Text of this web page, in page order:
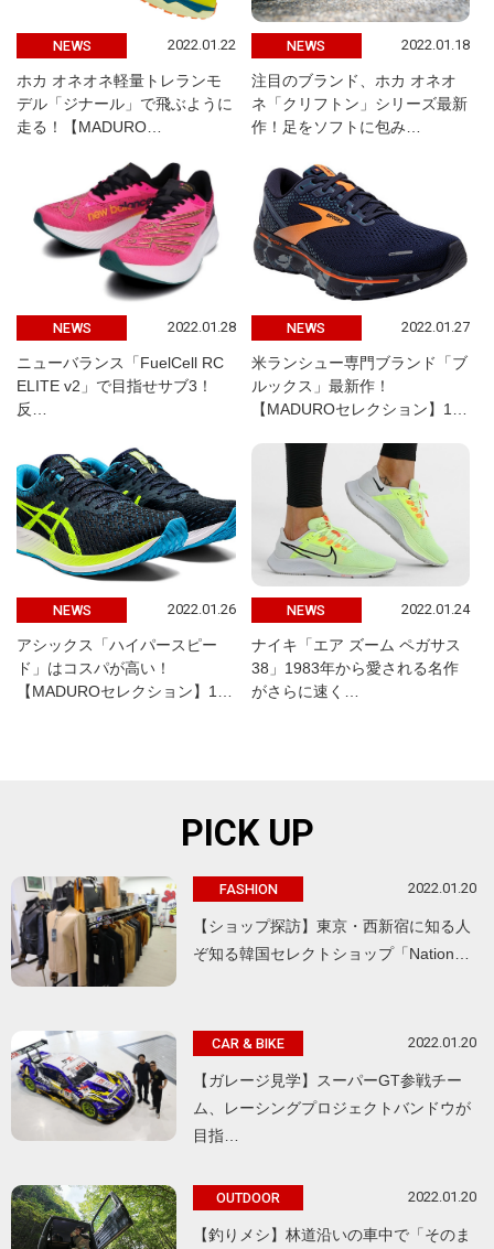
NEWS 2022.01.22
ホカ オネオネ軽量トレランモ
デル「ジナール」で飛ぶように
走る！【MADURO…
NEWS 2022.01.18
注目のブランド、ホカ オネオ
ネ「クリフトン」シリーズ最新
作！足をソフトに包み…
NEWS 2022.01.28
ニューバランス「FuelCell RC
ELITE v2」で目指せサブ3！
反…
NEWS 2022.01.27
米ランシュー専門ブランド「ブ
ルックス」最新作！
【MADUROセレクション】1…
NEWS 2022.01.26
アシックス「ハイパースピー
ド」はコスパが高い！
【MADUROセレクション】1…
NEWS 2022.01.24
ナイキ「エア ズーム ペガサス
38」1983年から愛される名作
がさらに速く…
PICK UP
FASHION 2022.01.20
【ショップ探訪】東京・西新宿に知る人
ぞ知る韓国セレクトショップ「Nation…
CAR & BIKE 2022.01.20
【ガレージ見学】スーパーGT参戦チー
ム、レーシングプロジェクトバンドウが
目指…
OUTDOOR 2022.01.20
【釣りメシ】林道沿いの車中で「そのま